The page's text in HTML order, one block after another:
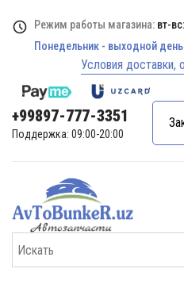
Режим работы магазина: вт-
Понедельник - выходной день
Условия доставки,
+99897-777-3351
Поддержка: 09:00-20:00